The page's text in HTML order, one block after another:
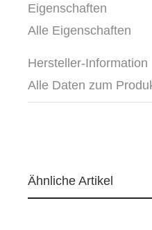
Eigenschaften
Alle Eigenschaften
Hersteller-Information
Alle Daten zum
Ähnliche Artikel